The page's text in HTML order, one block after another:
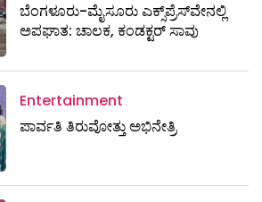
ಬೆಂಗಳೂರು-ಮೈಸೂರು ಎಕ್ಸ್​ಪ್ರೆಸ್‌ವೇನಲ್ಲಿ
ಅಪಘಾತ: ಚಾಲಕ, ಕಂಡಕ್ಟರ್ ಸಾವು
Entertainment
ಪಾರ್ವತಿ ತಿರುವೋತ್ತು ಅಭಿನೇತ್ರಿ